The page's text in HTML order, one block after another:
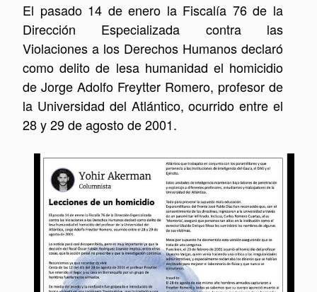
El pasado 14 de enero la Fiscalía 76 de la
Dirección Especializada contra las
Violaciones a los Derechos Humanos declaró
como delito de lesa humanidad el homicidio
de Jorge Adolfo Freytter Romero, profesor de
la Universidad del Atlántico, ocurrido entre el
28 y 29 de agosto de 2001.